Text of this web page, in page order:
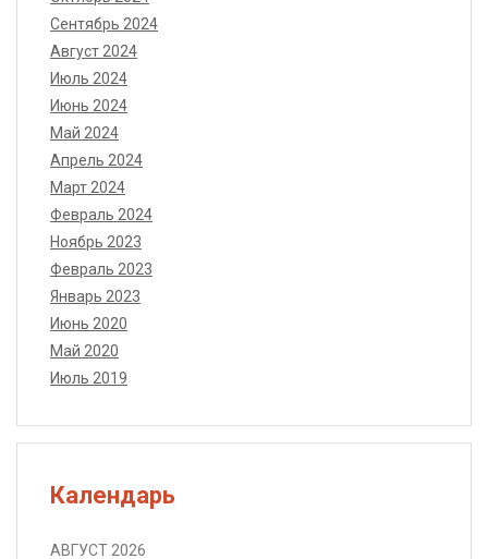
Сентябрь 2024
Август 2024
Июль 2024
Июнь 2024
Май 2024
Апрель 2024
Март 2024
Февраль 2024
Ноябрь 2023
Февраль 2023
Январь 2023
Июнь 2020
Май 2020
Июль 2019
Календарь
АВГУСТ 2026